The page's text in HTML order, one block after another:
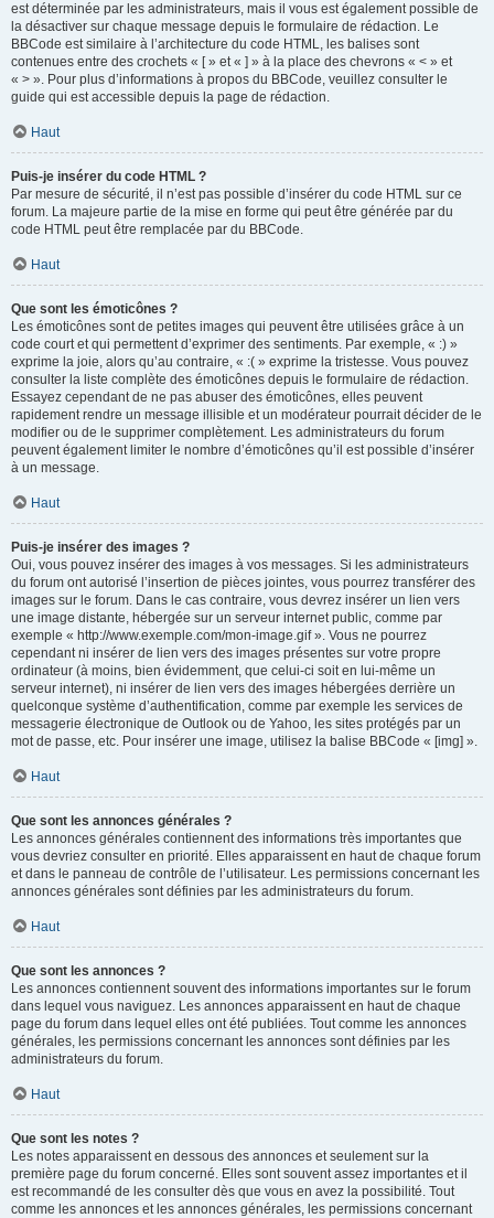
est déterminée par les administrateurs, mais il vous est également possible de
la désactiver sur chaque message depuis le formulaire de rédaction. Le
BBCode est similaire à l’architecture du code HTML, les balises sont
contenues entre des crochets « [ » et « ] » à la place des chevrons « < » et
« > ». Pour plus d’informations à propos du BBCode, veuillez consulter le
guide qui est accessible depuis la page de rédaction.
Haut
Puis-je insérer du code HTML ?
Par mesure de sécurité, il n’est pas possible d’insérer du code HTML sur ce
forum. La majeure partie de la mise en forme qui peut être générée par du
code HTML peut être remplacée par du BBCode.
Haut
Que sont les émoticônes ?
Les émoticônes sont de petites images qui peuvent être utilisées grâce à un
code court et qui permettent d’exprimer des sentiments. Par exemple, « :) »
exprime la joie, alors qu’au contraire, « :( » exprime la tristesse. Vous pouvez
consulter la liste complète des émoticônes depuis le formulaire de rédaction.
Essayez cependant de ne pas abuser des émoticônes, elles peuvent
rapidement rendre un message illisible et un modérateur pourrait décider de le
modifier ou de le supprimer complètement. Les administrateurs du forum
peuvent également limiter le nombre d’émoticônes qu’il est possible d’insérer
à un message.
Haut
Puis-je insérer des images ?
Oui, vous pouvez insérer des images à vos messages. Si les administrateurs
du forum ont autorisé l’insertion de pièces jointes, vous pourrez transférer des
images sur le forum. Dans le cas contraire, vous devrez insérer un lien vers
une image distante, hébergée sur un serveur internet public, comme par
exemple « http://www.exemple.com/mon-image.gif ». Vous ne pourrez
cependant ni insérer de lien vers des images présentes sur votre propre
ordinateur (à moins, bien évidemment, que celui-ci soit en lui-même un
serveur internet), ni insérer de lien vers des images hébergées derrière un
quelconque système d’authentification, comme par exemple les services de
messagerie électronique de Outlook ou de Yahoo, les sites protégés par un
mot de passe, etc. Pour insérer une image, utilisez la balise BBCode « [img] ».
Haut
Que sont les annonces générales ?
Les annonces générales contiennent des informations très importantes que
vous devriez consulter en priorité. Elles apparaissent en haut de chaque forum
et dans le panneau de contrôle de l’utilisateur. Les permissions concernant les
annonces générales sont définies par les administrateurs du forum.
Haut
Que sont les annonces ?
Les annonces contiennent souvent des informations importantes sur le forum
dans lequel vous naviguez. Les annonces apparaissent en haut de chaque
page du forum dans lequel elles ont été publiées. Tout comme les annonces
générales, les permissions concernant les annonces sont définies par les
administrateurs du forum.
Haut
Que sont les notes ?
Les notes apparaissent en dessous des annonces et seulement sur la
première page du forum concerné. Elles sont souvent assez importantes et il
est recommandé de les consulter dès que vous en avez la possibilité. Tout
comme les annonces et les annonces générales, les permissions concernant